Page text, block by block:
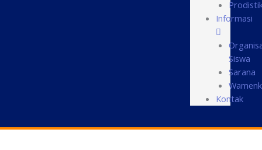
Informasi
Siswa
Sarana
Kontak